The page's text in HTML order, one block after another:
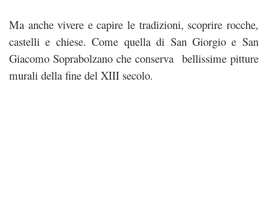
Ma anche vivere e capire le tradizioni, scoprire rocche,
castelli e chiese. Come quella di San Giorgio e San
Giacomo Soprabolzano che conserva bellissime pitture
murali della fine del XIII secolo.